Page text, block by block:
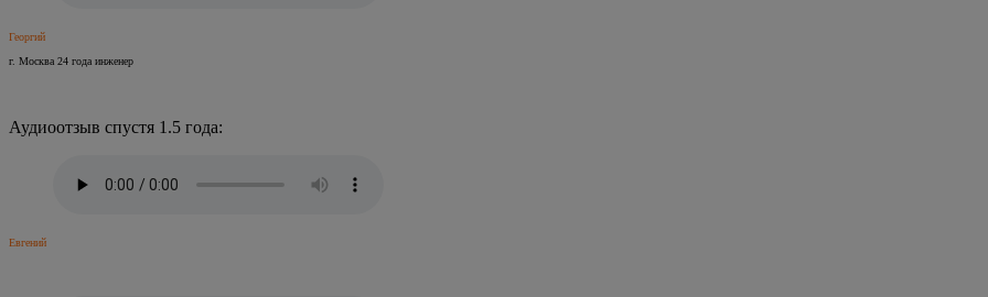
Георгий
г. Москва 24 года инженер
Аудиоотзыв спустя 1.5 года:
Евгений